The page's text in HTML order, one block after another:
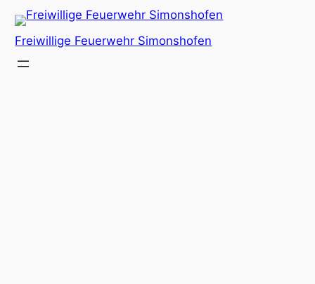
Zum
Inhalt
springen
Freiwillige Feuerwehr Simonshofen